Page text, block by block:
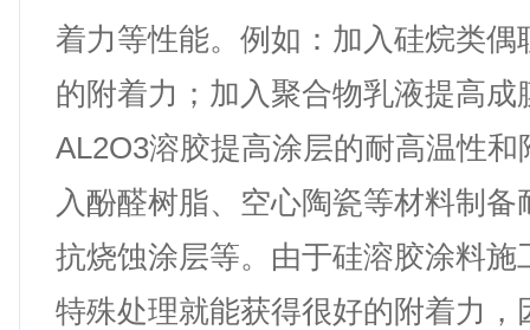
着力等性能。例如：加入硅烷类偶
的附着力；加入聚合物乳液提高成
AL2O3溶胶提高涂层的耐高温性和
入酚醛树脂、空心陶瓷等材料制备
抗烧蚀涂层等。由于硅溶胶涂料施
特殊处理就能获得很好的附着力，